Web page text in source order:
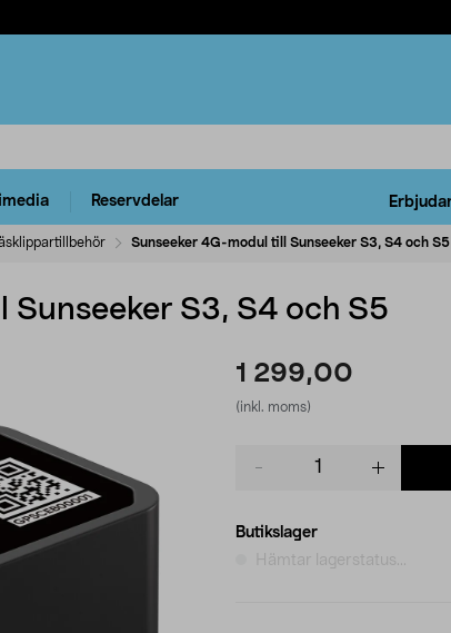
Reservdelar
Sunseeker 4G-modul till Sunseeker S3, S4 och S5
S3, S4 och S5
1 299,00
(inkl. moms)
Butikslager
Hämtar lagerstatus...